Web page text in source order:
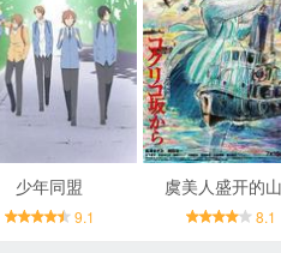
少年同盟
9.1
虞美人盛开的
8.1